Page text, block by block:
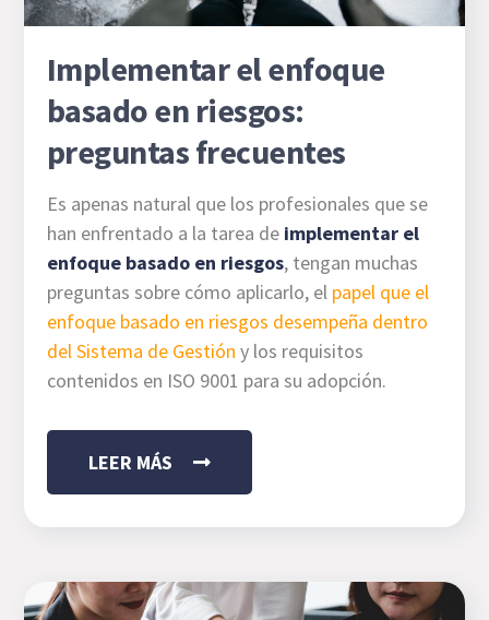
Implementar el enfoque
basado en riesgos:
preguntas frecuentes
Es apenas natural que los profesionales que se
han enfrentado a la tarea de implementar el
enfoque basado en riesgos, tengan muchas
preguntas sobre cómo aplicarlo, el papel que el
enfoque basado en riesgos desempeña dentro
del Sistema de Gestión y los requisitos
contenidos en ISO 9001 para su adopción.
LEER MÁS